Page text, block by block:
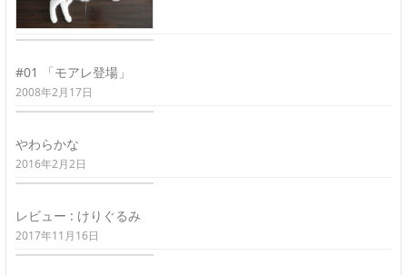
#01 「モアレ登場」
2008年2月17日
やわらかな
2016年2月2日
レビュー : けりぐるみ
2017年11月16日